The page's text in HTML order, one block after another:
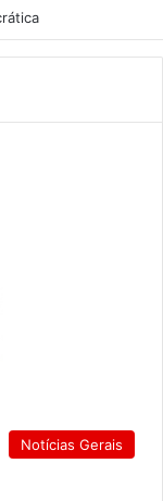
Notícias Gerais